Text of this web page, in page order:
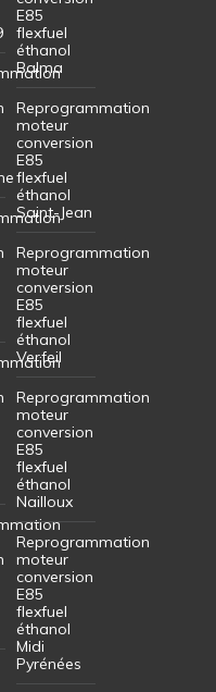
E85
flexfuel
éthanol
Balma
Reprogrammation
moteur
conversion
E85
flexfuel
éthanol
Saint-Jean
Reprogrammation
moteur
conversion
E85
flexfuel
éthanol
Verfeil
Reprogrammation
moteur
conversion
E85
flexfuel
éthanol
Nailloux
Reprogrammation
moteur
conversion
E85
flexfuel
éthanol
Midi
Pyrénées